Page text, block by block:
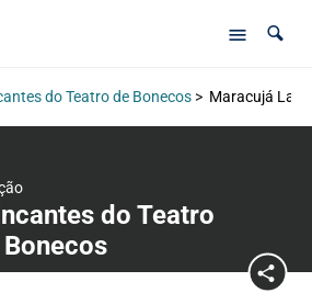
do Teatro de Bonecos> Maracujá
do Teatro